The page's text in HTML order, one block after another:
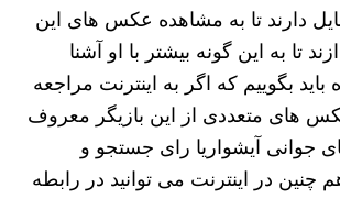
دارند تا به مشاهده عکس های این
تا به این گونه بیشتر با او آشنا
باید بگوییم که اگر به اینترنت مراجعه
های متعددی از این بازیگر معروف
جوانی آیشواریا رای جستجو و
چنین در اینترنت می توانید در رابطه